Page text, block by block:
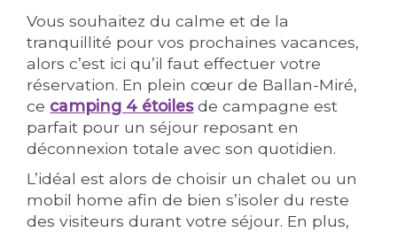
Vous souhaitez du calme et de la
tranquillité pour vos prochaines vacances,
alors c’est ici qu’il faut effectuer votre
réservation. En plein cœur de Ballan-Miré,
ce camping 4 étoilesde campagne est
parfait pour un séjour reposant en
déconnexion totale avec son quotidien.
L’idéal est alors de choisir un chalet ou un
mobil home afin de bien s’isoler du reste
des visiteurs durant votre séjour. En plus,